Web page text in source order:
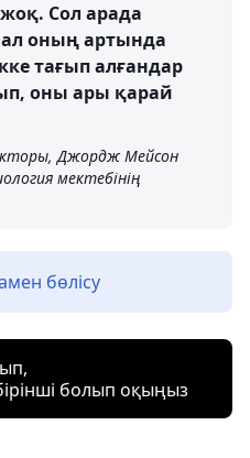
Сол арада
оның артында
тағып алғандар
оны ары қарай
Джордж Мейсон
мектебінің
бөлісу
болып оқыңыз